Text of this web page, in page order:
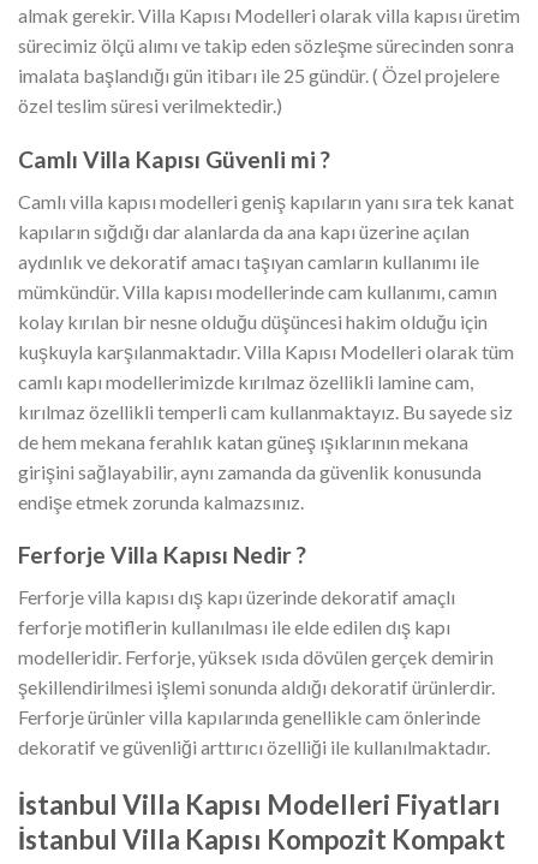
almak gerekir. Villa Kapısı Modelleri olarak villa kapısı üretim
sürecimiz ölçü alımı ve takip eden sözleşme sürecinden sonra
imalata başlandığı gün itibarı ile 25 gündür. ( Özel projelere
özel teslim süresi verilmektedir.)
Camlı Villa Kapısı Güvenli mi ?
Camlı villa kapısı modelleri geniş kapıların yanı sıra tek kanat
kapıların sığdığı dar alanlarda da ana kapı üzerine açılan
aydınlık ve dekoratif amacı taşıyan camların kullanımı ile
mümkündür. Villa kapısı modellerinde cam kullanımı, camın
kolay kırılan bir nesne olduğu düşüncesi hakim olduğu için
kuşkuyla karşılanmaktadır. Villa Kapısı Modelleri olarak tüm
camlı kapı modellerimizde kırılmaz özellikli lamine cam,
kırılmaz özellikli temperli cam kullanmaktayız. Bu sayede siz
de hem mekana ferahlık katan güneş ışıklarının mekana
girişini sağlayabilir, aynı zamanda da güvenlik konusunda
endişe etmek zorunda kalmazsınız.
Ferforje Villa Kapısı Nedir ?
Ferforje villa kapısı dış kapı üzerinde dekoratif amaçlı
ferforje motiflerin kullanılması ile elde edilen dış kapı
modelleridir. Ferforje, yüksek ısıda dövülen gerçek demirin
şekillendirilmesi işlemi sonunda aldığı dekoratif ürünlerdir.
Ferforje ürünler villa kapılarında genellikle cam önlerinde
dekoratif ve güvenliği arttırıcı özelliği ile kullanılmaktadır.
İstanbul Villa Kapısı Modelleri Fiyatları
İstanbul Villa Kapısı Kompozit Kompakt